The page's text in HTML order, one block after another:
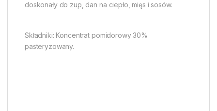
doskonały do zup, dan na ciepło, mięs i sosów.
Składniki: Koncentrat pomidorowy 30%
pasteryzowany.